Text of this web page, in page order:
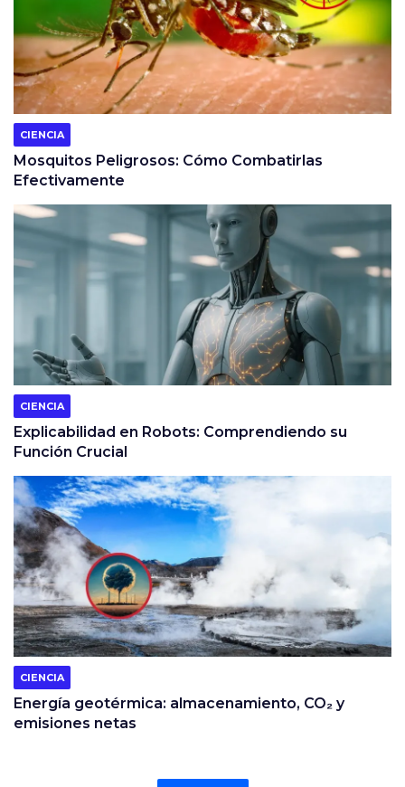
CIENCIA
Mosquitos Peligrosos: Cómo Combatirlas
Efectivamente
CIENCIA
Explicabilidad en Robots: Comprendiendo su
Función Crucial
CIENCIA
Energía geotérmica: almacenamiento, CO₂ y
emisiones netas